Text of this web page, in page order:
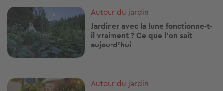
Image
Autour du jardin
Jardiner avec la lune fonctionne-t-
il vraiment ? Ce que l'on sait
aujourd'hui
Image
Autour du jardin